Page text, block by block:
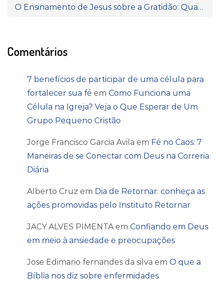
O Ensinamento de Jesus sobre a Gratidão: Quando o Coração Reconhece a Fonte da Bênção
Comentários
7 benefícios de participar de uma célula para
fortalecer sua fé em Como Funciona uma
Célula na Igreja? Veja o Que Esperar de Um
Grupo Pequeno Cristão
Jorge Francisco Garcia Avila em Fé no Caos: 7
Maneiras de se Conectar com Deus na Correria
Diária
Alberto Cruz em Dia de Retornar: conheça as
ações promovidas pelo Instituto Retornar
JACY ALVES PIMENTAem Confiando em Deus
em meio à ansiedade e preocupações
Jose Edimario fernandes da silva em O que a
Bíblia nos diz sobre enfermidades